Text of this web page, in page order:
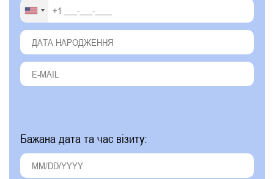
Бажана дата та час візиту: